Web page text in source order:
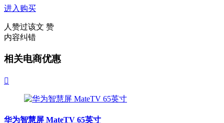
进入购买
人赞过该文 赞
内容纠错
相关电商优惠

华为智慧屏 MateTV 65英寸